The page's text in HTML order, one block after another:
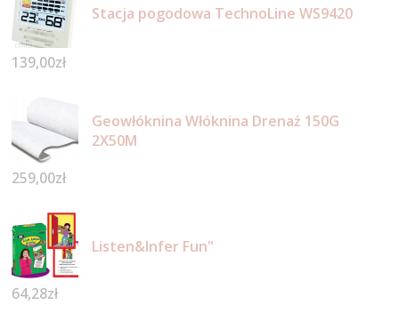
Stacja pogodowa TechnoLine WS9420
139,00zł
Geowłóknina Włóknina Drenaż 150G
2X50M
259,00zł
Listen&Infer Fun"
64,28zł